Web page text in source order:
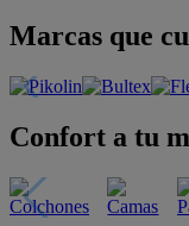
Marcas que
Confort a tu